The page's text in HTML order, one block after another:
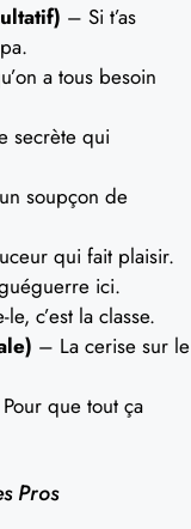
– Si t’as
a tous besoin
secrète qui
soupçon de
qui fait plaisir.
ici.
c’est la classe.
– La cerise sur le
que tout ça
Pros